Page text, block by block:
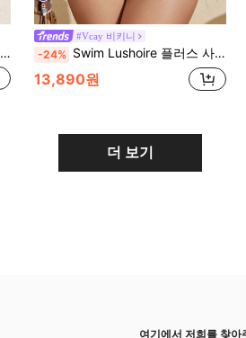
9
#Vcay 비키니
-24% Swim Lushoire 플러스 사이즈 여성 탱크탑 단색 무늬 직물 블랙 스포츠 수영복
13,890원
더 보기
여기에서 저희를 찾아